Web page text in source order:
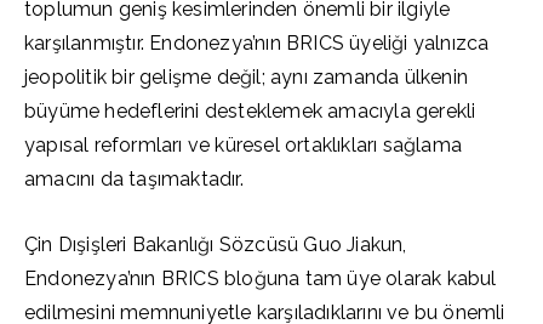
toplumun geniş kesimlerinden önemli bir ilgiyle
karşılanmıştır. Endonezya’nın BRICS üyeliği yalnızca
jeopolitik bir gelişme değil; aynı zamanda ülkenin
büyüme hedeflerini desteklemek amacıyla gerekli
yapısal reformları ve küresel ortaklıkları sağlama
amacını da taşımaktadır.
Çin Dışişleri Bakanlığı Sözcüsü Guo Jiakun,
Endonezya’nın BRICS bloğuna tam üye olarak kabul
edilmesini memnuniyetle karşıladıklarını ve bu önemli